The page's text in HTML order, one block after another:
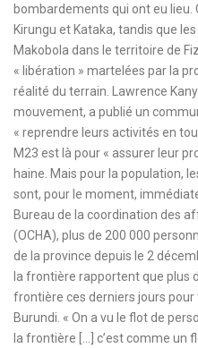
bombardements qui ont eu lieu.
Kirungu et Kataka, tandis que
Makobola dans le territoire de
« libération » martelées par la
réalité du terrain. Lawrence
mouvement, a publié un
« reprendre leurs activités en
M23 est là pour « assurer leur
haine. Mais pour la population,
sont, pour le moment,
Bureau de la coordination des
(OCHA), plus de 200 000
de la province depuis le 2
la frontière rapportent que plus
frontière ces derniers jours
Burundi. « On a vu le flot de
la frontière […] c’est comme un